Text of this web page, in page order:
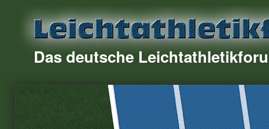
Das deutsche